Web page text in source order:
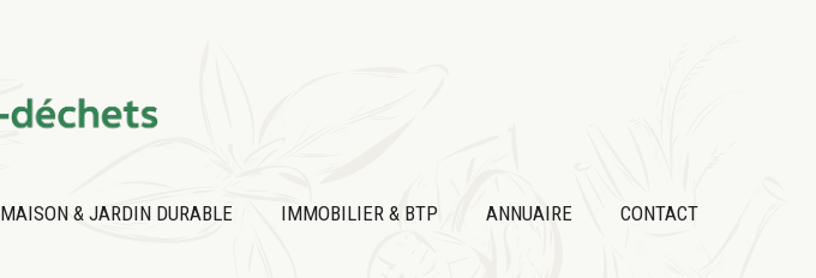
MAISON & JARDIN DURABLE IMMOBILIER & BTP ANNUAIRE CONTACT